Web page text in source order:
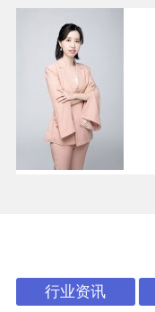
行业资讯